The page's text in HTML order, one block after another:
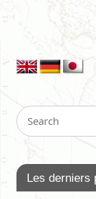
Les derniers